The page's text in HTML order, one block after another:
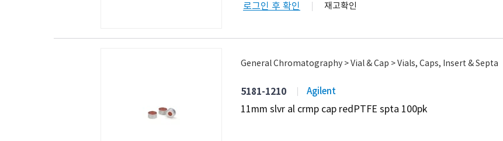
로그인 후 확인 재고확인
General Chromatography > Vial & Cap > Vials, Caps, Insert & Septa
5181-1210 Agilent
11mm slvr al crmp cap redPTFE spta 100pk